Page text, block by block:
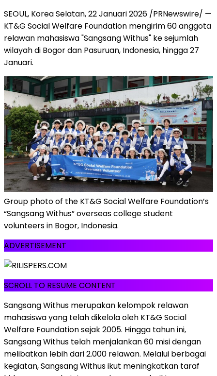
SEOUL, Korea Selatan, 22 Januari 2026 /PRNewswire/ —
KT&G Social Welfare Foundation mengirim 60 anggota
relawan mahasiswa "Sangsang Withus" ke sejumlah
wilayah di Bogor dan Pasuruan, Indonesia, hingga 27
Januari.
Group photo of the KT&G Social Welfare Foundation’s
“Sangsang Withus” overseas college student
volunteers in Bogor, Indonesia.
ADVERTISEMENT
SCROLL TO RESUME CONTENT
Sangsang Withus merupakan kelompok relawan
mahasiswa yang telah dikelola oleh KT&G Social
Welfare Foundation sejak 2005. Hingga tahun ini,
Sangsang Withus telah menjalankan 60 misi dengan
melibatkan lebih dari 2.000 relawan. Melalui berbagai
kegiatan, Sangsang Withus ikut meningkatkan taraf